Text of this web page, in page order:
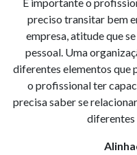
preciso transitar bem
empresa, atitude que
pessoal. Uma
diferentes elementos que
o profissional ter
precisa saber se
diferentes